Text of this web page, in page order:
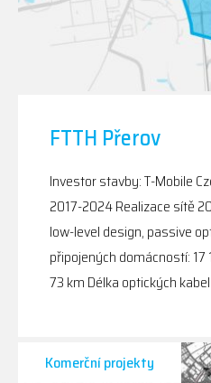
FTTH Přerov
Investor stavby: T-Mobile
2017-2024 Realizace sítě
low-level design, passive
připojených domácností:
73 km Délka optických
Komerční projekty